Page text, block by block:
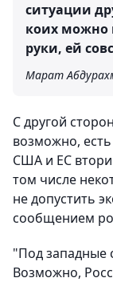
ситуации
коих можно
руки, ей
Марат
С другой
возможно,
США и ЕС
том числе
не допустить
сообщением
"Под западные
Возможно,